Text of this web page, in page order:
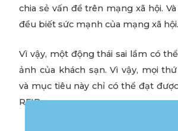
chia sẻ vấn đề trên mạng xã hội.
đều biết sức mạnh của mạng xã hội.
Vì vậy, một động thái sai lầm có
ảnh của khách sạn. Vì vậy, mọi
và mục tiêu này chỉ có thể đạt
RFID.